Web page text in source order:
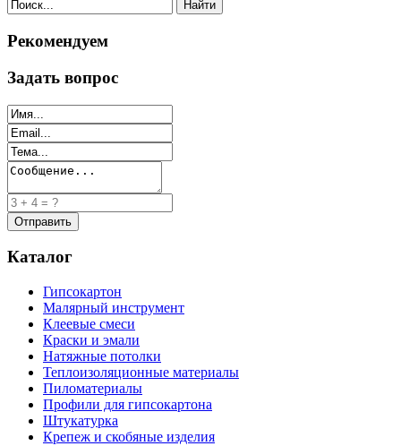
Найти
Рекомендуем
Задать вопрос
Каталог
Гипсокартон
Малярный инструмент
Клеевые смеси
Краски и эмали
Натяжные потолки
Теплоизоляционные материалы
Пиломатериалы
Профили для гипсокартона
Штукатурка
Крепеж и скобяные изделия